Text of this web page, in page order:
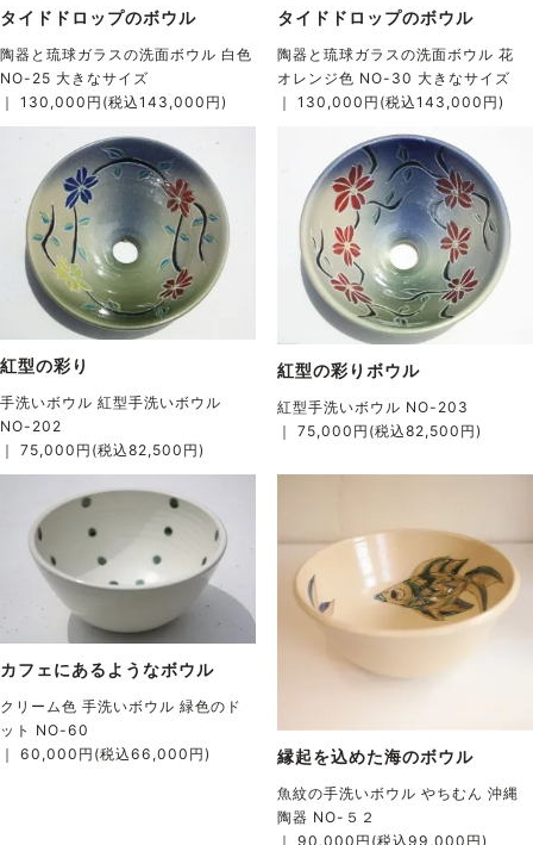
タイドドロップのボウル
陶器と琉球ガラスの洗面ボウル 白色
NO-25 大きなサイズ
｜ 130,000円(税込143,000円)
タイドドロップのボウル
陶器と琉球ガラスの洗面ボウル 花
オレンジ色 NO-30 大きなサイズ
｜ 130,000円(税込143,000円)
紅型の彩り
手洗いボウル 紅型手洗いボウル
NO-202
｜ 75,000円(税込82,500円)
紅型の彩りボウル
紅型手洗いボウル NO-203
｜ 75,000円(税込82,500円)
カフェにあるようなボウル
クリーム色 手洗いボウル 緑色のド
ット NO-60
｜ 60,000円(税込66,000円)
縁起を込めた海のボウル
魚紋の手洗いボウル やちむん 沖縄
陶器 NO-５２
｜ 90,000円(税込99,000円)